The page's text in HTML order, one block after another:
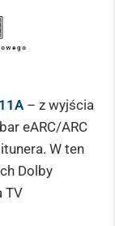
– z wyjścia
eARC/ARC
W ten
Dolby
TV